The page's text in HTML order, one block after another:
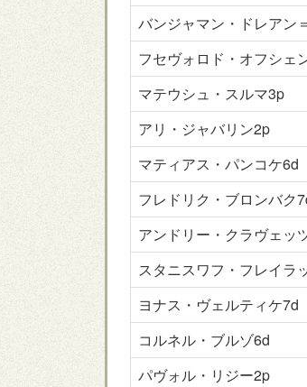
バンジャマン・ドレアン
フセヴォロド・オフシェ
マテウシュ・スルマ3p
アリ・ジャバリン2p
マティアス・パンコケ6d
フレドリク・ブロンバク
アンドリー・クラヴェッ
スタニスワフ・フレイラ
ヨナス・ヴェルティケ7d
コルネル・ブルゾ6d
パヴォル・リジー2p